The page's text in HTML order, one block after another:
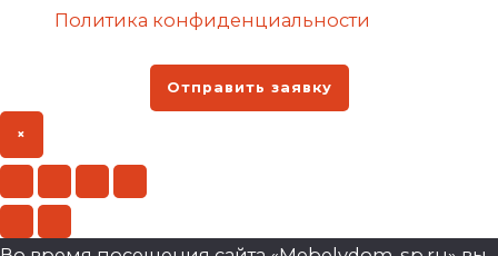
Политика конфиденциальности
Отправить заявку
×